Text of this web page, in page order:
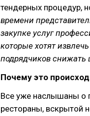
тендерных процедур,
времени
закупке услуг
которые хотят
подрядчиков снижать
Почему это
Все уже наслышаны о
рестораны, вскрытой